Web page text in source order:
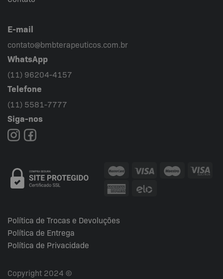
E-mail
contato@bmbterapeuticos.com.br
WhatsApp
(11) 96204-4157
Telefone
(11) 5581-7777
Siga-nos
Política de Trocas e Devoluções
Política de Entrega
Política de Privacidade
Copyright 2024 ©